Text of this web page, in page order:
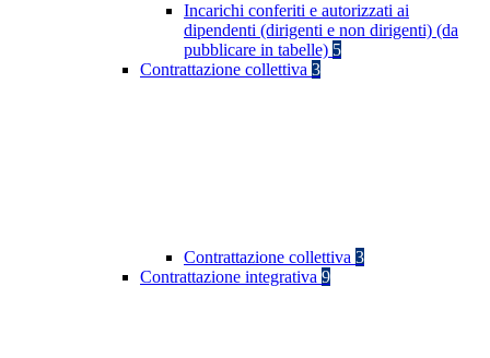
Incarichi conferiti e autorizzati ai
dipendenti (dirigenti e non dirigenti) (da
pubblicare in tabelle) 5
Contrattazione collettiva 3
Contrattazione collettiva 3
Contrattazione integrativa 9